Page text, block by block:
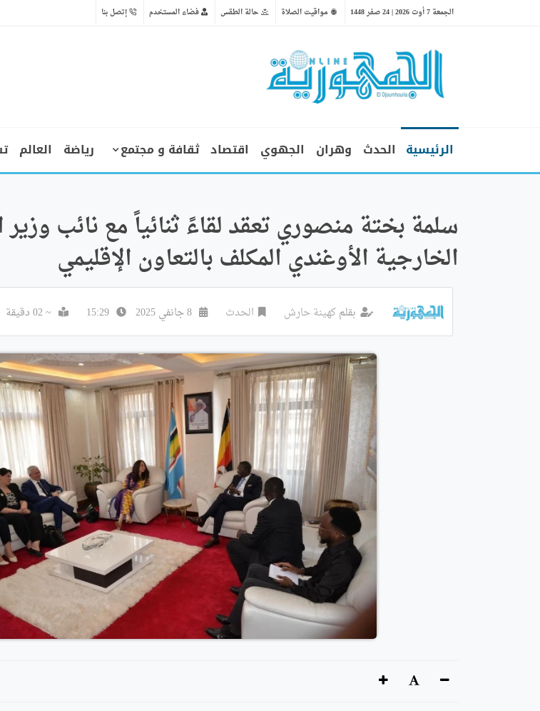
الجمعة 7 أوت 2026 | 24 صفر 1448 مواقيت الصلاة حالة الطقس فضاء المستخدم إتصل بنا
الرئيسية الحدث وهران الجهوي اقتصاد ثقافة و مجتمع رياضة العالم
سلمة بختة منصوري تعقد لقاءً ثنائياً مع نائب
الخارجية الأوغندي المكلف بالتعاون الإقليمي
بقلمكهينة حارش الحدث 8 جانفي 2025 15:29 ~ 02 دقيقة